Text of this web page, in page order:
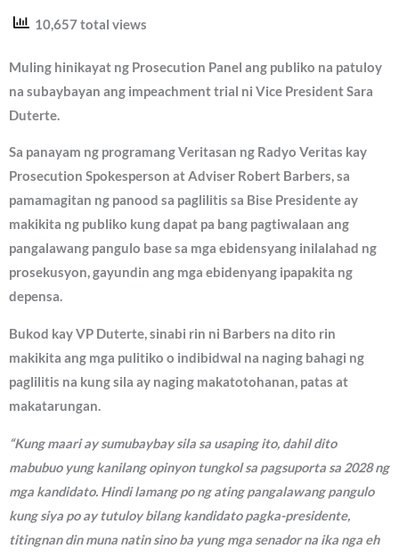
10,657 total views
Muling hinikayat ng Prosecution Panel ang publiko na patuloy
na subaybayan ang impeachment trial ni Vice President Sara
Duterte.
Sa panayam ng programang Veritasan ng Radyo Veritas kay
Prosecution Spokesperson at Adviser Robert Barbers, sa
pamamagitan ng panood sa paglilitis sa Bise Presidente ay
makikita ng publiko kung dapat pa bang pagtiwalaan ang
pangalawang pangulo base sa mga ebidensyang inilalahad ng
prosekusyon, gayundin ang mga ebidenyang ipapakita ng
depensa.
Bukod kay VP Duterte, sinabi rin ni Barbers na dito rin
makikita ang mga pulitiko o indibidwal na naging bahagi ng
paglilitis na kung sila ay naging makatotohanan, patas at
makatarungan.
“Kung maari ay sumubaybay sila sa usaping ito, dahil dito
mabubuo yung kanilang opinyon tungkol sa pagsuporta sa 2028 ng
mga kandidato. Hindi lamang po ng ating pangalawang pangulo
kung siya po ay tutuloy bilang kandidato pagka-presidente,
titingnan din muna natin sino ba yung mga senador na ika nga eh